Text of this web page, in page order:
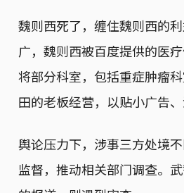
魏则西死了，缠住魏则西的
广，魏则西被百度提供的医
将部分科室，包括重症肿瘤
田的老板经营，以贴小广告
舆论压力下，涉事三方处境
监督，推动相关部门调查。